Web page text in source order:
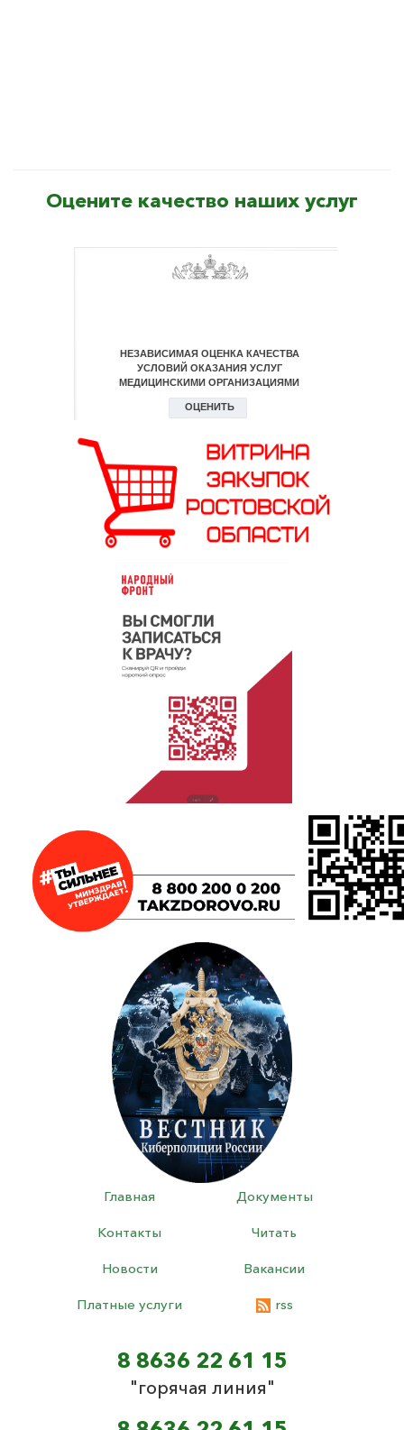
Оцените качество наших услуг
Главная Документы
Контакты Читать
Новости Вакансии
Платные услуги rss
8 8636 22 61 15
"горячая линия"